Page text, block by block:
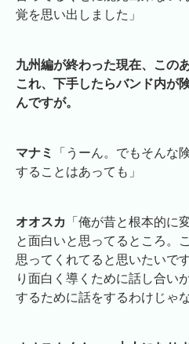
覚を思い出しました」
九州編が終わった現在、この
これ、下手したらバンド内が
んですが。
マナミ
「うーん。でもそんな
することはあっても」
オオスカ
「俺が昔と根本的に
と面白いと思ってるところ。
思ってくれてると思いたいで
り面白く導くために話し合い
するために話をするわけじゃ